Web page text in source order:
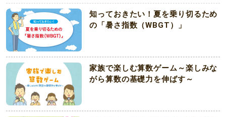
知っておきたい！夏を乗り切るため
の「暑さ指数（WBGT）」
家族で楽しむ算数ゲーム～楽しみな
がら算数の基礎力を伸ばす～